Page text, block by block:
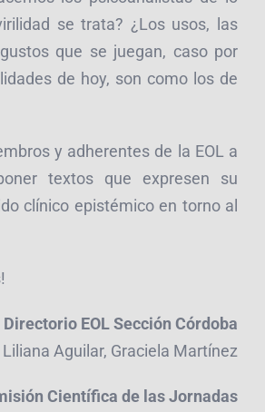
se trata? ¿Los usos, las
que se juegan, caso por
de hoy, son como los de
y adherentes de la EOL a
textos que expresen su
clínico epistémico en torno al
Directorio EOL Sección Córdoba
Aguilar, Graciela Martínez
Científica de las Jornadas